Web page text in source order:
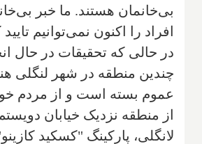
بی‌خانمان هستند. ما خبر
افراد را اکنون نمی‌توانیم
در حالی که تحقیقات در حال
چندین منطقه در شهر لنگلی
عموم بسته است و از مردم
از منطقه نزدیک خیابان
لانگلی، پارکینگ "کسکید